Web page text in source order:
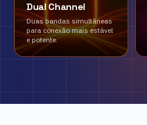
Dual Channel
Duas bandas simultâneas
para conexão mais estável
e potente.